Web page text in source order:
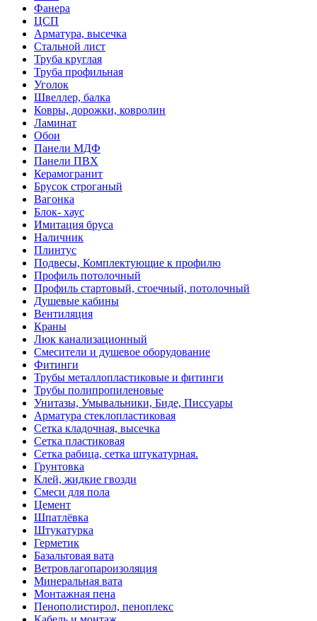
Фанера
ЦСП
Арматура, высечка
Стальной лист
Труба круглая
Труба профильная
Уголок
Швеллер, балка
Ковры, дорожки, ковролин
Ламинат
Обои
Панели МДФ
Панели ПВХ
Керамогранит
Брусок строганый
Вагонка
Блок- хаус
Имитация бруса
Наличник
Плинтус
Подвесы, Комплектующие к профилю
Профиль потолочный
Профиль стартовый, стоечный, потолочный
Душевые кабины
Вентиляция
Краны
Люк канализационный
Смесители и душевое оборудование
Фитинги
Трубы металлопластиковые и фитинги
Трубы полипропиленовые
Унитазы, Умывальники, Биде, Писсуары
Арматура стеклопластиковая
Сетка кладочная, высечка
Сетка пластиковая
Сетка рабица, сетка штукатурная.
Грунтовка
Клей, жидкие гвозди
Смеси для пола
Цемент
Шпатлёвка
Штукатурка
Герметик
Базальтовая вата
Ветровлагопароизоляция
Минеральная вата
Монтажная пена
Пенополистирол, пеноплекс